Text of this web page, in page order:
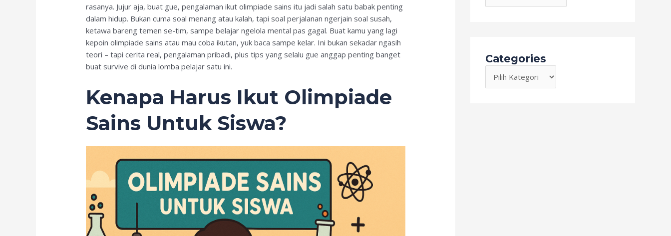
rasanya. Jujur aja, buat gue, pengalaman ikut olimpiade sains itu jadi salah satu babak penting
dalam hidup. Bukan cuma soal menang atau kalah, tapi soal perjalanan ngerjain soal susah,
ketawa bareng temen se-tim, sampe belajar ngelola mental pas gagal. Buat kamu yang lagi
kepoin olimpiade sains atau mau coba ikutan, yuk baca sampe kelar. Ini bukan sekadar ngasih
teori – tapi cerita real, pengalaman pribadi, plus tips yang selalu gue anggap penting banget
buat survive di dunia lomba pelajar satu ini.
Kenapa Harus Ikut Olimpiade
Sains Untuk Siswa?
Categories